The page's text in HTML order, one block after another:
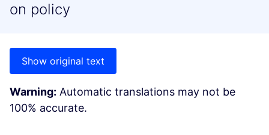
on policy
Show original text
Warning: Automatic translations may not be
100% accurate.